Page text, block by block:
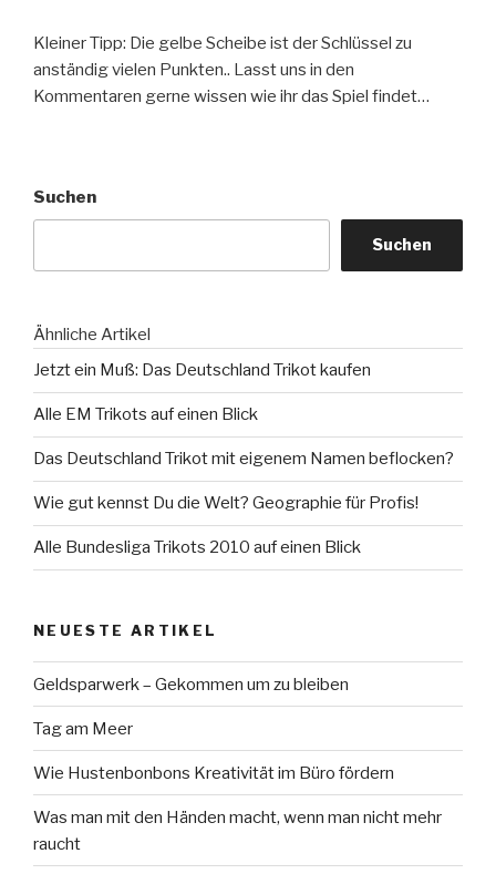
Kleiner Tipp: Die gelbe Scheibe ist der Schlüssel zu
anständig vielen Punkten.. Lasst uns in den
Kommentaren gerne wissen wie ihr das Spiel findet…
Suchen
Suchen
Ähnliche Artikel
Jetzt ein Muß: Das Deutschland Trikot kaufen
Alle EM Trikots auf einen Blick
Das Deutschland Trikot mit eigenem Namen beflocken?
Wie gut kennst Du die Welt? Geographie für Profis!
Alle Bundesliga Trikots 2010 auf einen Blick
NEUESTE ARTIKEL
Geldsparwerk – Gekommen um zu bleiben
Tag am Meer
Wie Hustenbonbons Kreativität im Büro fördern
Was man mit den Händen macht, wenn man nicht mehr
raucht